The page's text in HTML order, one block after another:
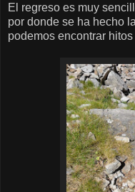
El regreso es muy
por donde se ha hecho
podemos encontrar